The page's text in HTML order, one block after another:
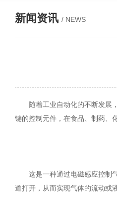
新闻资讯 / NEWS
随着工业自动化的不断发展，
键的控制元件，在食品、制药、
这是一种通过电磁感应控制气
道打开，从而实现气体的流动或